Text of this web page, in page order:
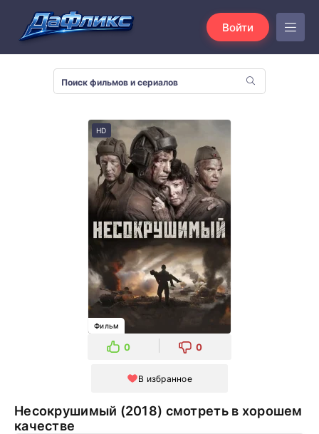
Войти
HD
Фильм
0 0
В избранное
Несокрушимый (2018) смотреть в хорошем
качестве